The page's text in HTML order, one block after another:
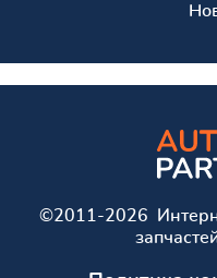
©2011-2026